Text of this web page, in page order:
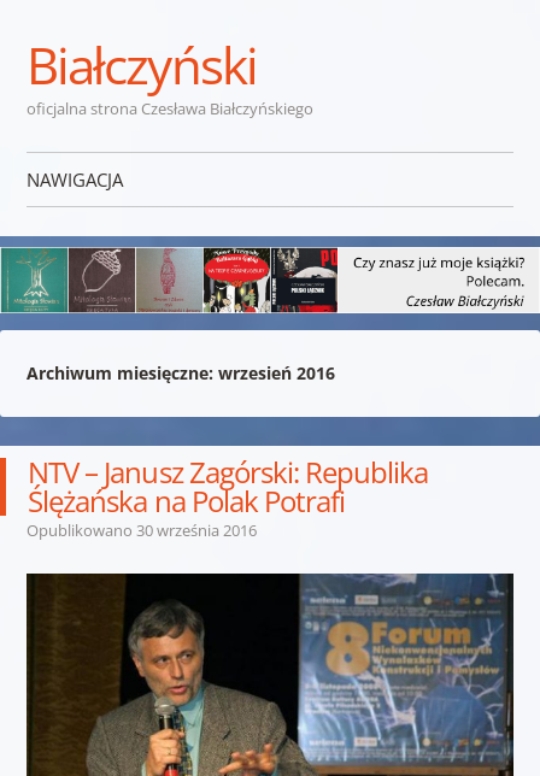
Białczyński
oficjalna strona Czesława Białczyńskiego
NAWIGACJA
Archiwum miesięczne: wrzesień 2016
NTV – Janusz Zagórski: Republika
Ślężańska na Polak Potrafi
Opublikowano 30 września 2016